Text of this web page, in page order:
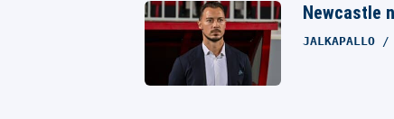
Newcastle
JALKAPALLO